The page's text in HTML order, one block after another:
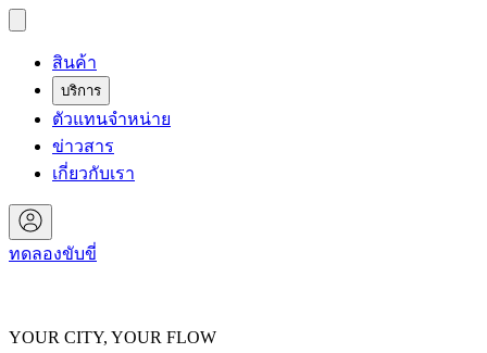
สินค้า
บริการ
ตัวแทนจำหน่าย
ข่าวสาร
เกี่ยวกับเรา
ทดลองขับขี่
YOUR CITY, YOUR FLOW